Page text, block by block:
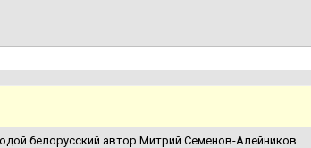
белорусский автор Митрий Семенов-Алейников.